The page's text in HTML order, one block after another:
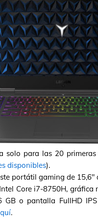
solo para las 20
disponibles).
portátil gaming de 15,6"
Core i7-8750H, gráfica
GB o pantalla FullHD
.